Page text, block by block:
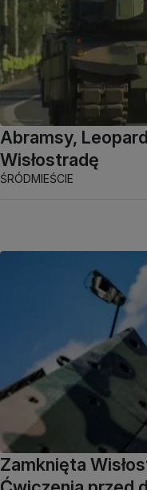
Abramsy,
Wisłostradę
ŚRÓDMIEŚCIE
Zamknięta